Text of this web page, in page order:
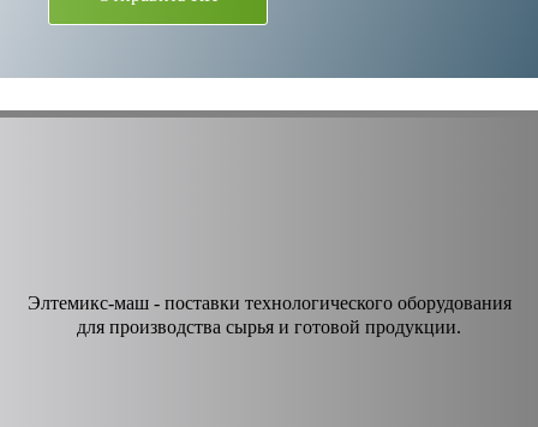
Элтемикс-маш - поставки технологического оборудования
для производства сырья и готовой продукции.